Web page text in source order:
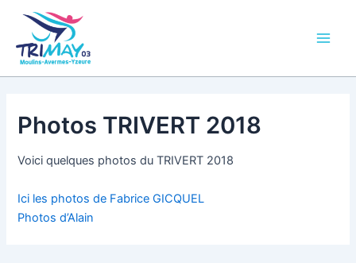
contenu
Photos TRIVERT 2018
Voici quelques photos du TRIVERT 2018
Ici les photos de Fabrice GICQUEL
Photos d’Alain